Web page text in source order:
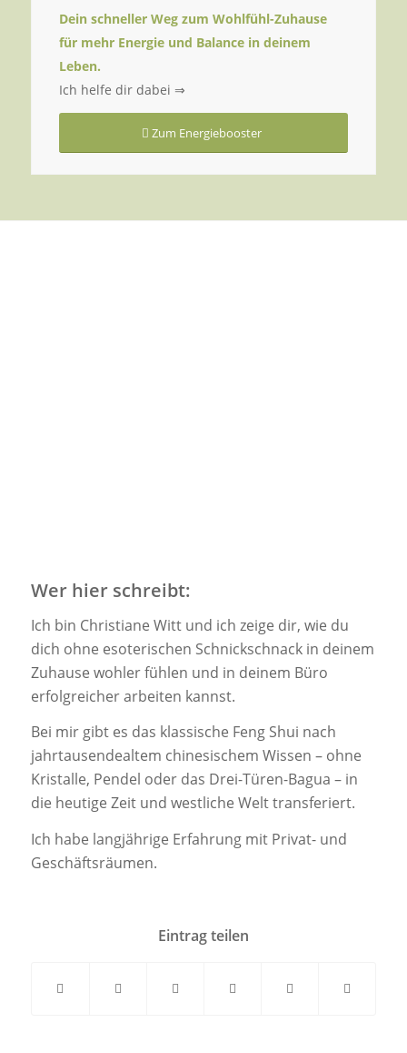
Dein schneller Weg zum Wohlfühl-Zuhause
für mehr Energie und Balance in deinem
Leben.
Ich helfe dir dabei ⇒
Zum Energiebooster
Wer hier schreibt:
Ich bin Christiane Witt und ich zeige dir, wie du
dich ohne esoterischen Schnickschnack in deinem
Zuhause wohler fühlen und in deinem Büro
erfolgreicher arbeiten kannst.
Bei mir gibt es das klassische Feng Shui nach
jahrtausendealtem chinesischem Wissen – ohne
Kristalle, Pendel oder das Drei-Türen-Bagua – in
die heutige Zeit und westliche Welt transferiert.
Ich habe langjährige Erfahrung mit Privat- und
Geschäftsräumen.
Eintrag teilen